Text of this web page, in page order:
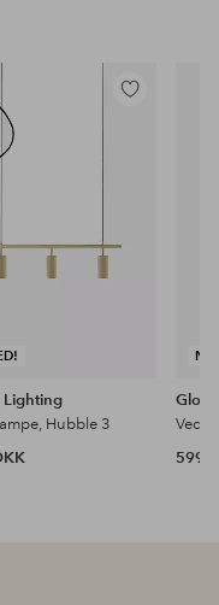
Tilføj
Lighting
Hubble 3
599